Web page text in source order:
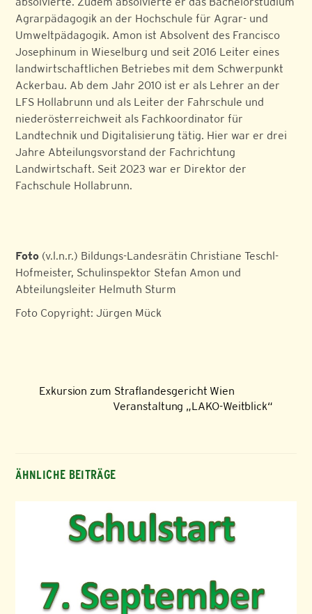
Agrarpädagogik an der Hochschule für Agrar- und
Umweltpädagogik. Amon ist Absolvent des Francisco
Josephinum in Wieselburg und seit 2016 Leiter eines
landwirtschaftlichen Betriebes mit dem Schwerpunkt
Ackerbau. Ab dem Jahr 2010 ist er als Lehrer an der
LFS Hollabrunn und als Leiter der Fahrschule und
niederösterreichweit als Fachkoordinator für
Landtechnik und Digitalisierung tätig. Hier war er drei
Jahre Abteilungsvorstand der Fachrichtung
Landwirtschaft. Seit 2023 war er Direktor der
Fachschule Hollabrunn.
Foto (v.l.n.r.) Bildungs-Landesrätin Christiane Teschl-
Hofmeister, Schulinspektor Stefan Amon und
Abteilungsleiter Helmuth Sturm
Foto Copyright: Jürgen Mück
Exkursion zum Straflandesgericht Wien
Veranstaltung „LAKO-Weitblick“
ÄHNLICHE BEITRÄGE